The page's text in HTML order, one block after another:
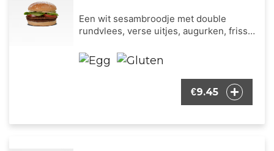
Een wit sesambroodje met double
rundvlees, verse uitjes, augurken, frisse
bekende burger dressing.
€9.45